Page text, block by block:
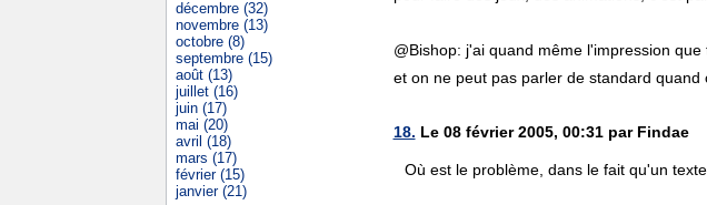
@Bishop: j'ai quand même l'impression
et on ne peut pas parler de standard
18. Le 08 février 2005, 00:31 par Findae
Où est le problème, dans le fait qu'un
décembre (32)
novembre (13)
octobre (8)
septembre (15)
août (13)
juillet (16)
juin (17)
mai (20)
avril (18)
mars (17)
février (15)
janvier (21)